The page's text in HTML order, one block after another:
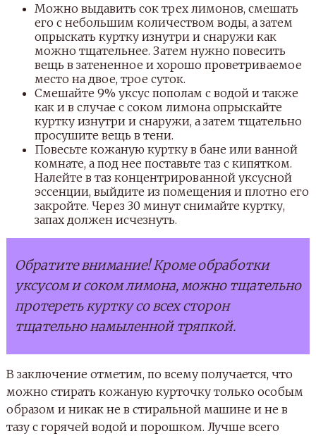
Можно выдавить сок трех лимонов, смешать
его с небольшим количеством воды, а затем
опрыскать куртку изнутри и снаружи как
можно тщательнее. Затем нужно повесить
вещь в затененное и хорошо проветриваемое
место на двое, трое суток.
Смешайте 9% уксус пополам с водой и также
как и в случае с соком лимона опрыскайте
куртку изнутри и снаружи, а затем тщательно
просушите вещь в тени.
Повесьте кожаную куртку в бане или ванной
комнате, а под нее поставьте таз с кипятком.
Налейте в таз концентрированной уксусной
эссенции, выйдите из помещения и плотно его
закройте. Через 30 минут снимайте куртку,
запах должен исчезнуть.
Обратите внимание! Кроме обработки
уксусом и соком лимона, можно тщательно
протереть куртку со всех сторон
тщательно намыленной тряпкой.
В заключение отметим, по всему получается, что
можно стирать кожаную курточку только особым
образом и никак не в стиральной машине и не в
тазу с горячей водой и порошком. Лучше всего